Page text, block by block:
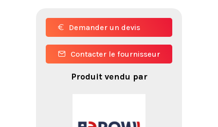
Demander un devis
Contacter le fournisseur
Produit vendu par